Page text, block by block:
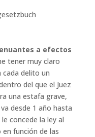
a efectos
tener muy claro
cada delito un
del que el Juez
una estafa grave,
desde 1 año hasta
concede la ley al
función de las